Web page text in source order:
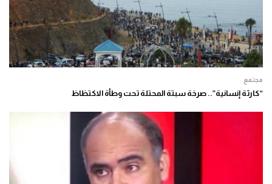
مجتمع
“كارثة إنسانية”.. صرخة سبتة المحتلة تحت وطأة الاكتظاظ